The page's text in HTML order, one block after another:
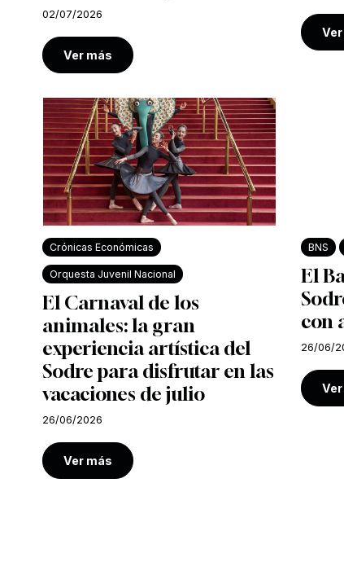
02/07/2026
Ver más
Crónicas Económicas
Orquesta Juvenil Nacional
El Carnaval de los
animales: la gran
experiencia artística del
Sodre para disfrutar en las
vacaciones de julio
26/06/2026
Ver más
BNS
El
con
26/06/